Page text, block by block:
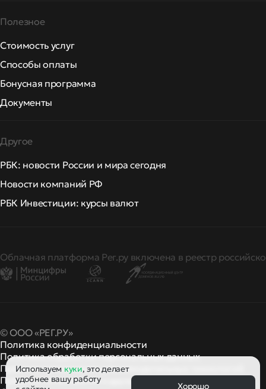
Полезное
Стоимость услуг
Способы оплаты
Бонусная программа
Документы
Другое
РБК: новости России и мира сегодня
Новости компаний РФ
РБК Инвестиции: курсы валют
Облачная платформа Рег.ру включена в реестр
© ООО «РЕГ.РУ»
Политика конфиденциальности
Политика обработки персональных данных
Правила применения рекомендательных технологий
Правила пользованияи другие
правила и политики
Используем куки, это делает
удобнее вашу работу
Хорошо